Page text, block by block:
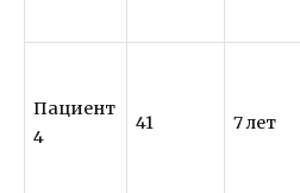
Пациент
4
41 7 лет